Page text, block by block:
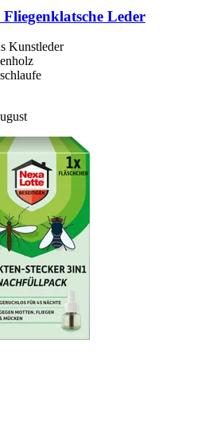
Fliegenklatsche Leder
Kunstleder